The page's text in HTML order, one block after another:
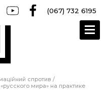
(067) 732 6195
спротив /
мира» на практике